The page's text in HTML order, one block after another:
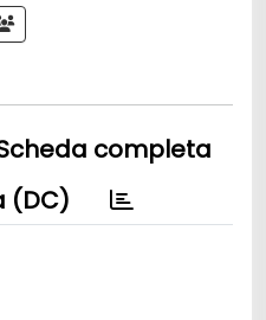
completa
(DC)